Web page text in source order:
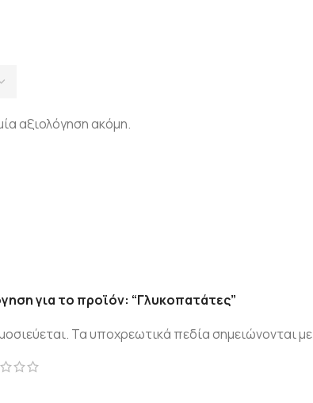
αξιολόγηση ακόμη.
για το προϊόν: “Γλυκοπατάτες”
Τα υποχρεωτικά πεδία σημειώνονται με